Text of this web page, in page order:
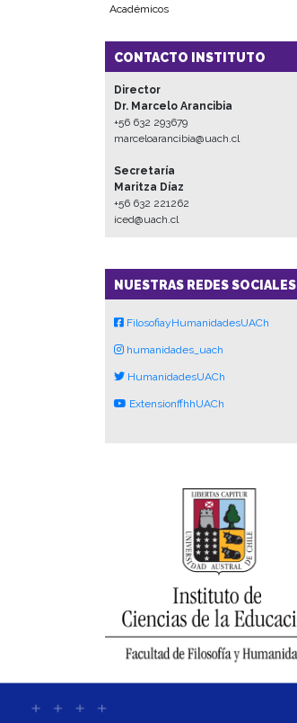
Académicos
CONTACTO INSTITUTO
Director
Dr. Marcelo Arancibia
+56 632 293679
marceloarancibia@uach.cl
Secretaría
Maritza Díaz
+56 632 221262
iced@uach.cl
NUESTRAS REDES SOCIALES
FilosofiayHumanidadesUACh
humanidades_uach
HumanidadesUACh
ExtensionffhhUACh